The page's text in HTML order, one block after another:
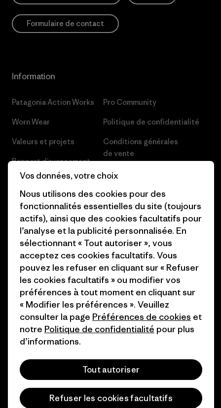
Formulaire de contact
Information
Patagonia Action Works
Worn Wear
Valeurs et projets
Rapport d’avancement
Business Unusual
Objectifs climatiques
1% For The Planet
Comment nous finançons
Cartes cadeaux
Nos magasins
Pro Community
Politique de confidentialité
Conditions générales
de vente
Préférences de cookie
Carrières
Presse et media
Industry program
Programme d’affiliation
Patagonia Suisse Plan du site
© 2026 Patagonia, Inc. All Rights Reserved.
Vos données, votre choix
Nous utilisons des cookies pour des
fonctionnalités essentielles du site (toujours
actifs), ainsi que des cookies facultatifs pour
l’analyse et la publicité personnalisée. En
sélectionnant « Tout autoriser », vous
acceptez ces cookies facultatifs. Vous
pouvez les refuser en cliquant sur « Refuser
les cookies facultatifs » ou modifier vos
préférences à tout moment en cliquant sur
« Modifier les préférences ». Veuillez
consulter la page Préférences de cookies et
notre Politique de confidentialité pour plus
d’informations.
Tout autoriser
Refuser les cookies facultatifs